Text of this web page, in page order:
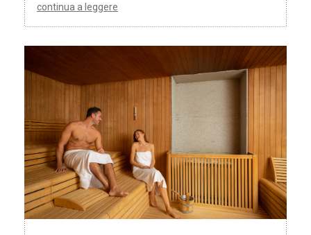
continua a leggere